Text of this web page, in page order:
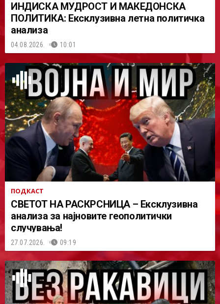
ИНДИСКА МУДРОСТ И МАКЕДОНСКА
ПОЛИТИКА: Ексклузивна летна политичка
анализа
04.08.2026. 10:01
ПОДКАСТ
СВЕТОТ НА РАСКРСНИЦА – Ексклузивна
анализа за најновите геополитички
случувања!
27.07.2026. 09:19